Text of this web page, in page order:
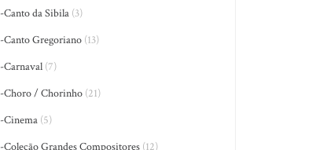
-Canto da Sibila (3)
-Canto Gregoriano (13)
-Carnaval (7)
-Choro / Chorinho (21)
-Cinema (5)
-Coleção Grandes Compositores (12)